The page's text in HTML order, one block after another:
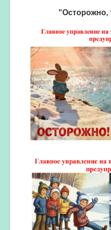
"Осторожно,